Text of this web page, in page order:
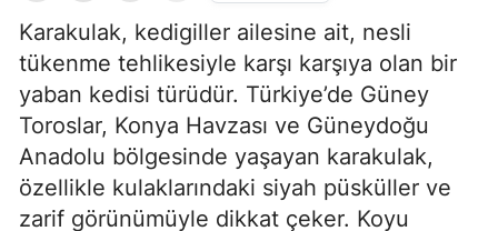
Karakulak, kedigiller ailesine ait, nesli
tükenme tehlikesiyle karşı karşıya olan bir
yaban kedisi türüdür. Türkiye’de Güney
Toroslar, Konya Havzası ve Güneydoğu
Anadolu bölgesinde yaşayan karakulak,
özellikle kulaklarındaki siyah püsküller ve
zarif görünümüyle dikkat çeker. Koyu